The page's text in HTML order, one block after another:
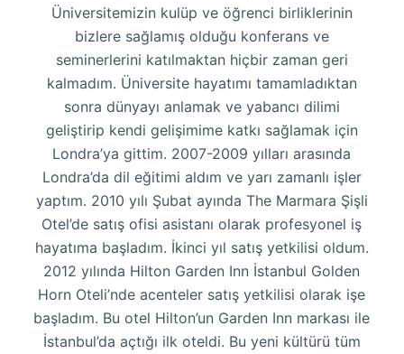
Üniversitemizin kulüp ve öğrenci birliklerinin
bizlere sağlamış olduğu konferans ve
seminerlerini katılmaktan hiçbir zaman geri
kalmadım. Üniversite hayatımı tamamladıktan
sonra dünyayı anlamak ve yabancı dilimi
geliştirip kendi gelişimime katkı sağlamak için
Londra’ya gittim. 2007-2009 yılları arasında
Londra’da dil eğitimi aldım ve yarı zamanlı işler
yaptım. 2010 yılı Şubat ayında The Marmara Şişli
Otel’de satış ofisi asistanı olarak profesyonel iş
hayatıma başladım. İkinci yıl satış yetkilisi oldum.
2012 yılında Hilton Garden Inn İstanbul Golden
Horn Oteli’nde acenteler satış yetkilisi olarak işe
başladım. Bu otel Hilton’un Garden Inn markası ile
İstanbul’da açtığı ilk oteldi. Bu yeni kültürü tüm